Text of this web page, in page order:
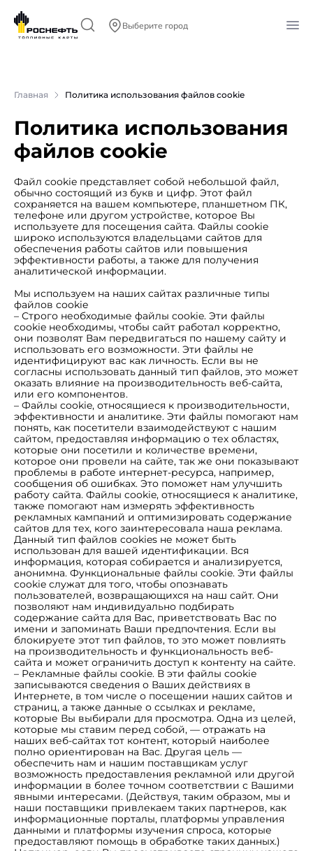
Выберите город
Главная Политика использования файлов cookie
Политика использования
файлов cookie
Файл cookie представляет собой небольшой файл,
обычно состоящий из букв и цифр. Этот файл
сохраняется на вашем компьютере, планшетном ПК,
телефоне или другом устройстве, которое Вы
используете для посещения сайта. Файлы cookie
широко используются владельцами сайтов для
обеспечения работы сайтов или повышения
эффективности работы, а также для получения
аналитической информации.
Мы используем на наших сайтах различные типы
файлов cookie
– Строго необходимые файлы cookie. Эти файлы
cookie необходимы, чтобы сайт работал корректно,
они позволят Вам передвигаться по нашему сайту и
использовать его возможности. Эти файлы не
идентифицируют вас как личность. Если вы не
согласны использовать данный тип файлов, это может
оказать влияние на производительность веб-сайта,
или его компонентов.
– Файлы cookie, относящиеся к производительности,
эффективности и аналитике. Эти файлы помогают нам
понять, как посетители взаимодействуют с нашим
сайтом, предоставляя информацию о тех областях,
которые они посетили и количестве времени,
которое они провели на сайте, так же они показывают
проблемы в работе интернет-ресурса, например,
сообщения об ошибках. Это поможет нам улучшить
работу сайта. Файлы cookie, относящиеся к аналитике,
также помогают нам измерять эффективность
рекламных кампаний и оптимизировать содержание
сайтов для тех, кого заинтересовала наша реклама.
Данный тип файлов cookies не может быть
использован для вашей идентификации. Вся
информация, которая собирается и анализируется,
анонимна. Функциональные файлы cookie. Эти файлы
cookie служат для того, чтобы опознавать
пользователей, возвращающихся на наш сайт. Они
позволяют нам индивидуально подбирать
содержание сайта для Вас, приветствовать Вас по
имени и запоминать Ваши предпочтения. Если вы
блокируете этот тип файлов, то это может повлиять
на производительность и функциональность веб-
сайта и может ограничить доступ к контенту на сайте.
– Рекламные файлы cookie. В эти файлы cookie
записываются сведения о Ваших действиях в
Интернете, в том числе о посещении наших сайтов и
страниц, а также данные о ссылках и рекламе,
которые Вы выбирали для просмотра. Одна из целей,
которые мы ставим перед собой, — отражать на
наших веб-сайтах тот контент, который наиболее
полно ориентирован на Вас. Другая цель —
обеспечить нам и нашим поставщикам услуг
возможность предоставления рекламной или другой
информации в более точном соответствии с Вашими
явными интересами. (Действуя, таким образом, мы и
наши поставщики привлекаем таких партнеров, как
информационные порталы, платформы управления
данными и платформы изучения спроса, которые
предоставляют помощь в обработке таких данных.)